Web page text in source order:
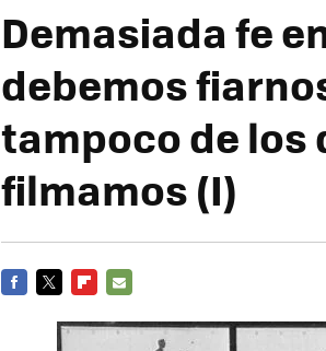
Demasiada fe
debemos
tampoco de los
filmamos (I)
MAIL